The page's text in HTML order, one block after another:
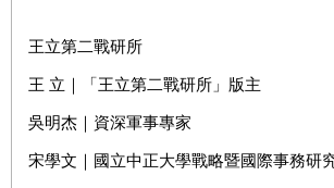
王立第二戰研所
王 立｜「王立第二戰研所」版主
吳明杰｜資深軍事專家
宋學文｜國立中正大學戰略暨國際事務研